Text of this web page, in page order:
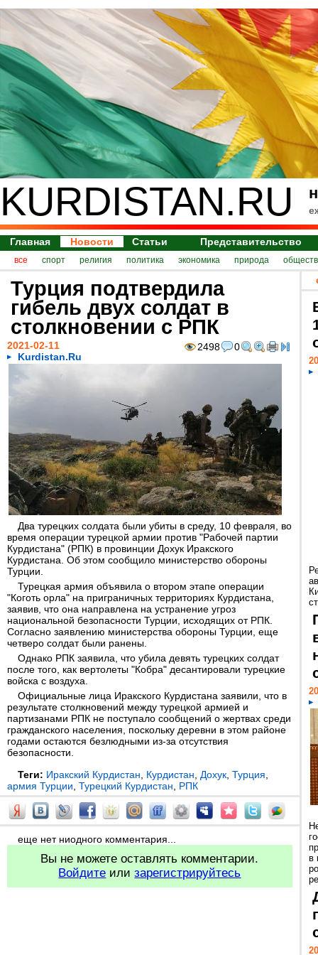
KURDISTAN.RU
Главная Новости Статьи Представительство
все спорт религия политика экономика природа
Турция подтвердила
гибель двух солдат в
столкновении с РПК
2498 0
2021-02-11
Kurdistan.Ru
Два турецких солдата были убиты в среду, 10 февраля, во
время операции турецкой армии против "Рабочей партии
Курдистана" (РПК) в провинции Дохук Иракского
Курдистана. Об этом сообщило министерство обороны
Турции.
Турецкая армия объявила о втором этапе операции
"Коготь орла" на приграничных территориях Курдистана,
заявив, что она направлена на устранение угроз
национальной безопасности Турции, исходящих от РПК.
Согласно заявлению министерства обороны Турции, еще
четверо солдат были ранены.
Однако РПК заявила, что убила девять турецких солдат
после того, как вертолеты "Кобра" десантировали турецкие
войска с воздуха.
Официальные лица Иракского Курдистана заявили, что в
результате столкновений между турецкой армией и
партизанами РПК не поступало сообщений о жертвах среди
гражданского населения, поскольку деревни в этом районе
годами остаются безлюдными из-за отсутствия
безопасности.
Теги: Иракский Курдистан Курдистан Дохук Турция
армия Турции Турецкий Курдистан РПК
еще нет ниодного комментария...
Вы не можете оставлять комментарии.
Войдите илизарегистрируйтесь
в